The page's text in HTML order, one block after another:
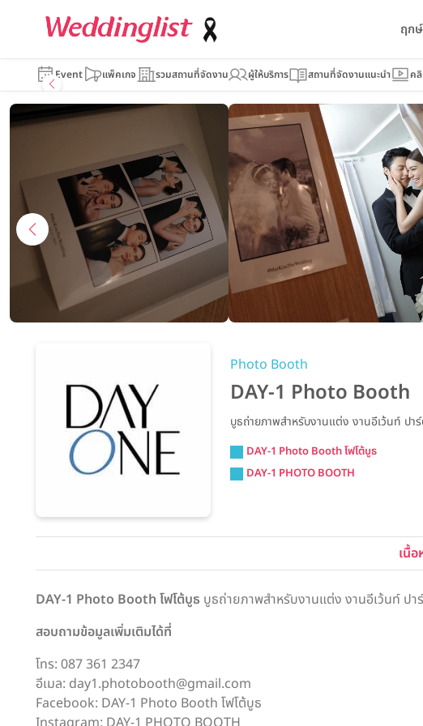
ฤก
Event แพ็คเกจ รวมสถานที่จัดงาน ผู้ให้บริการ สถานที่จัดงานแนะนำ ค
Photo Booth
DAY-1 Photo Booth
บูธถ่ายภาพสำหรับงานแต่ง งานอีเว้นท์ ป
DAY-1 Photo Booth โฟโต้บูธ
DAY-1 PHOTO BOOTH
เนื้อ
DAY-1 Photo Booth โฟโต้บูธ บูธถ่ายภาพสำหรับงานแต่ง งานอีเว้นท์ ป
สอบถามข้อมูลเพิ่มเติมได้ที่
โทร: 087 361 2347
อีเมล: day1.photobooth@gmail.com
Facebook: DAY-1 Photo Booth โฟโต้บูธ